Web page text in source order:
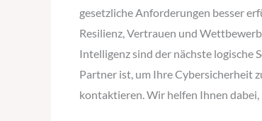
gesetzliche Anforderungen besser
Resilienz, Vertrauen und
Intelligenz sind der nächste logische
Partner ist, um Ihre Cybersicherheit
kontaktieren. Wir helfen Ihnen